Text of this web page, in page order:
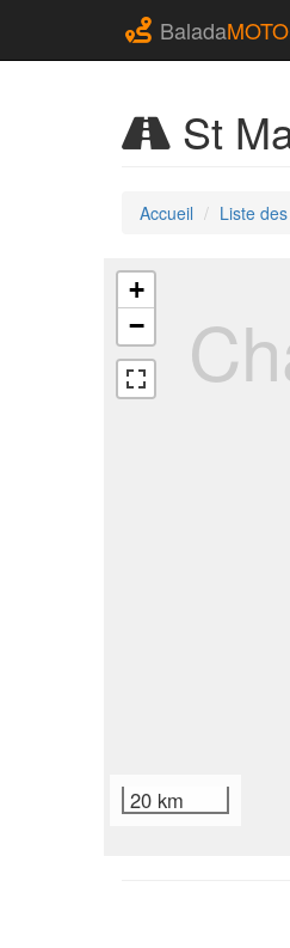
BaladaMOTO
St
Accueil Liste
+
−
20 km